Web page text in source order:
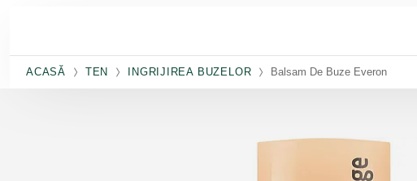
ACASĂ TEN INGRIJIREA BUZELOR Balsam De Buze Everon